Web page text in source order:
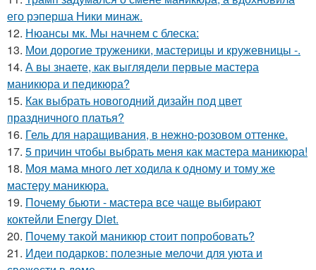
его рэперша Ники минаж.
12. Нюансы мк. Мы начнем с блеска:
13. Мои дорогие труженики, мастерицы и кружевницы -.
14. А вы знаете, как выглядели первые мастера
маникюра и педикюра?
15. Как выбрать новогодний дизайн под цвет
праздничного платья?
16. Гель для наращивания, в нежно-розовом оттенке.
17. 5 причин чтобы выбрать меня как мастера маникюра!
18. Моя мама много лет ходила к одному и тому же
мастеру маникюра.
19. Почему бьюти - мастера все чаще выбирают
коктейли Energy Diet.
20. Почему такой маникюр стоит попробовать?
21. Идеи подарков: полезные мелочи для уюта и